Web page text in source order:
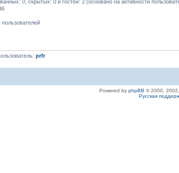
0, скрытых: 0 и гостей: 2 (основано на активности
пользователей
prfr
Powered by phpBB © 2000,
Русская